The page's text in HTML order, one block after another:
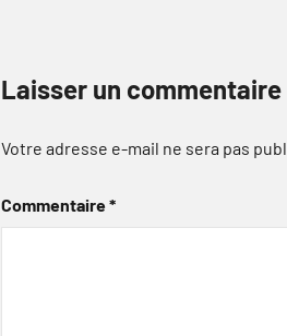
Laisser un commentaire
Votre adresse e-mail ne sera pas
Commentaire*